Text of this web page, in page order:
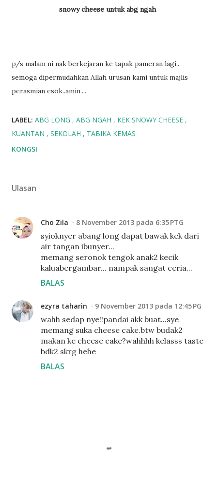
snowy cheese untuk abg ngah
p/s malam ni nak berkejaran ke tapak pameran lagi..
semoga dipermudahkan Allah urusan kami untuk majlis
perasmian esok..amin....
LABEL: ABG LONG ABG NGAH
KEK SNOWY CHEESE
KUANTAN
SEKOLAH
TABIKA KEMAS
KONGSI
Ulasan
Cho Zila 8 November 2013 pada 6:35 PTG
syioknyer abang long dapat bawak kek dari
air tangan ibunyer...
memang seronok tengok anak2 kecik
kaluabergambar... nampak sangat ceria...
BALAS
ezyra taharin 9 November 2013 pada 12:45 PG
wahh sedap nye!!pandai akk buat...sye
memang suka cheese cake.btw budak2
makan ke cheese cake?wahhhh kelasss taste
bdk2 skrg hehe
BALAS